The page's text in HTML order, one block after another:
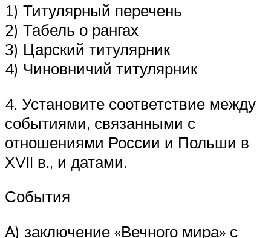
1) Титулярный перечень
2) Табель о рангах
3) Царский титулярник
4) Чиновничий титулярник
4. Установите соответствие между
событиями, связанными с
отношениями России и Польши в
XVII в., и датами.
События
А) заключение «Вечного мира» с